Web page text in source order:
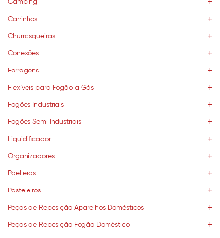
Camping
Carrinhos
Churrasqueiras
Conexões
Ferragens
Flexíveis para Fogão a Gás
Fogões Industriais
Fogões Semi Industriais
Liquidificador
Organizadores
Paelleras
Pasteleiros
Peças de Reposição Aparelhos Domésticos
Peças de Reposição Fogão Doméstico